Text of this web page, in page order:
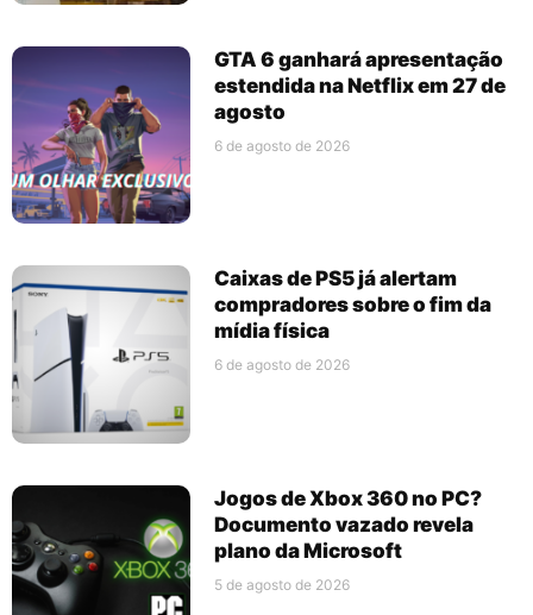
GTA 6 ganhará apresentação
estendida na Netflix em 27 de
agosto
6 de agosto de 2026
Caixas de PS5 já alertam
compradores sobre o fim da
mídia física
6 de agosto de 2026
Jogos de Xbox 360 no PC?
Documento vazado revela
plano da Microsoft
5 de agosto de 2026